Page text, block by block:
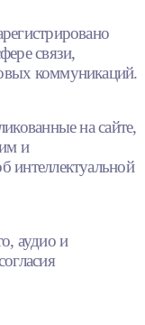
связи,
коммуникаций.
на сайте,
и
интеллектуальной
аудио и